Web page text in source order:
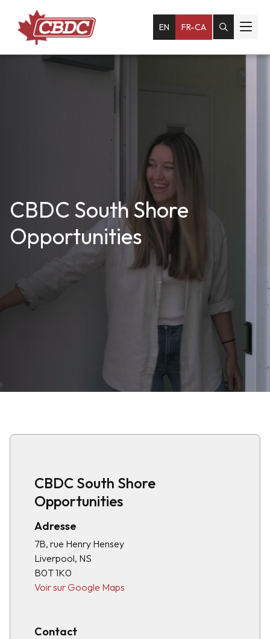
EN FR-CA
CBDC South Shore
Opportunities
CBDC South Shore
Opportunities
Adresse
7B, rue Henry Hensey
Liverpool, NS
B0T 1K0
Voir sur Google Maps
Contact